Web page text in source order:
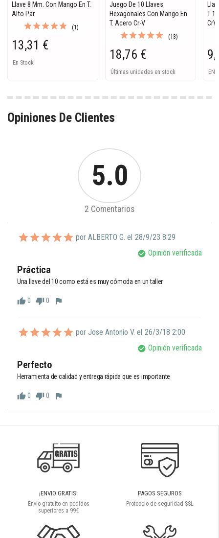
Llave 8 Mm. Con Mango En T.
Alto Par
(1)
13,31 €
En Stock
Juego De 10 Llaves
Hexagonales Con Mango En
T. Acero Cr-V
(13)
18,76 €
Últimas unidades en stock
T
CrV
EN
Opiniones De Clientes
5.0
2 Comentarios
por ALBERTO G. el 28/9/23 8:29
check_circle Opinión verificada
Práctica
Una llave del 10 como está es muy cómoda en un taller
thumb_up0 thumb_down0 flag
por Jose Antonio V. el 26/3/18 2:00
check_circle Opinión verificada
Perfecto
Herramienta de calidad y entrega rápida que es importante
thumb_up0 thumb_down0 flag
¡ENVIO GRATIS!
Envío gratuíto en pedidos
superiores a 99€
PAGOS SEGUROS
Protocolo de seguridad SSL